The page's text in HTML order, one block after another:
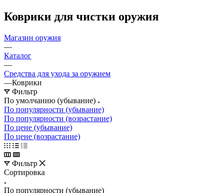
Коврики для чистки оружия
Магазин оружия
—
Каталог
—
Средства для ухода за оружием
—Коврики
Фильтр
По умолчанию (убывание)
По популярности (убывание)
По популярности (возрастание)
По цене (убывание)
По цене (возрастание)
Фильтр
Сортировка
По популярности (убывание)